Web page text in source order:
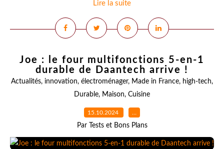
Lire la suite
Joe : le four multifonctions 5-en-1
durable de Daantech arrive !
Actualités, innovation, électroménager, Made in France, high-tech,
Durable, Maison, Cuisine
15.10.2024 …
Par Tests et Bons Plans